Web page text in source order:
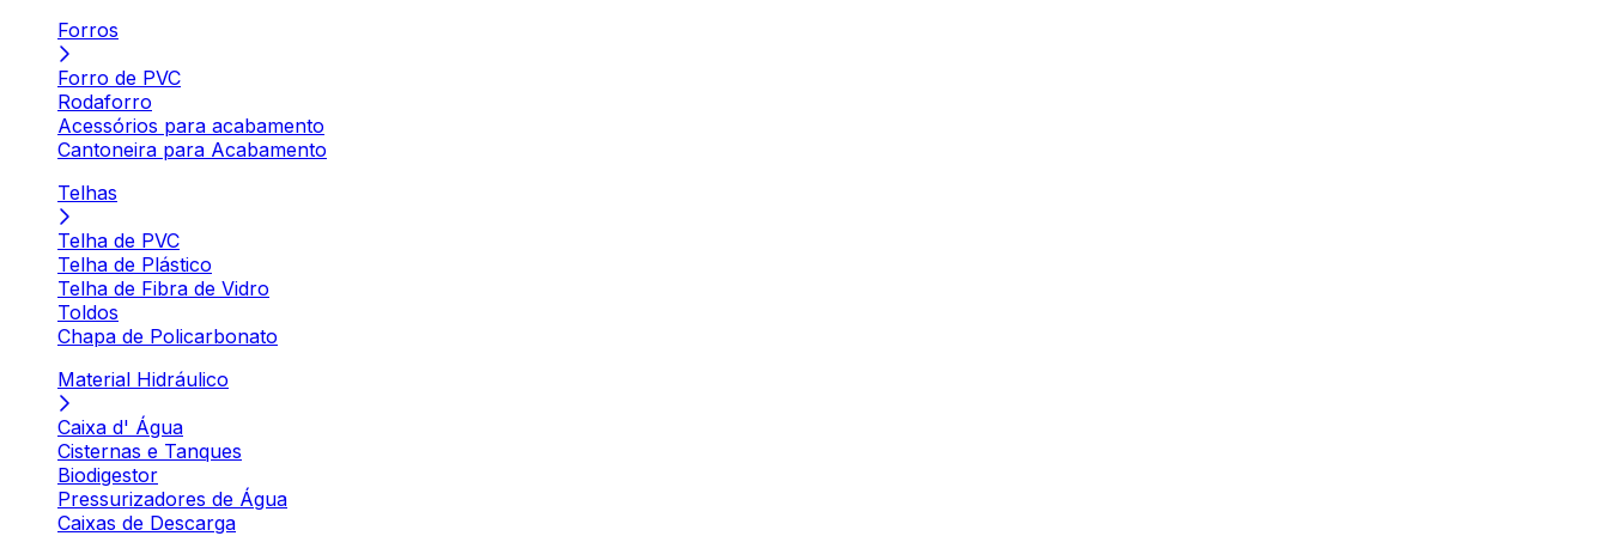
Forros
Forro de PVC
Rodaforro
Acessórios para acabamento
Cantoneira para Acabamento
Telhas
Telha de PVC
Telha de Plástico
Telha de Fibra de Vidro
Toldos
Chapa de Policarbonato
Material Hidráulico
Caixa d' Água
Cisternas e Tanques
Biodigestor
Pressurizadores de Água
Caixas de Descarga